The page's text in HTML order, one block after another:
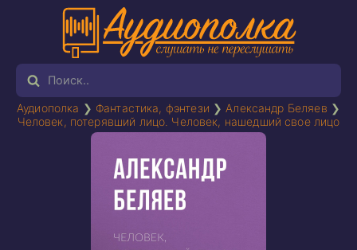
Аудиополка ❯ Фантастика, фэнтези ❯ Александр Беляев ❯
Человек, потерявший лицо. Человек, нашедший свое лицо